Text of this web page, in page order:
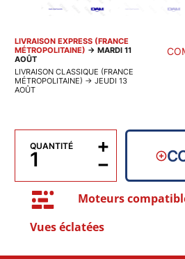
LIVRAISON EXPRESS (FRANCE
MÉTROPOLITAINE) → MARDI 11
AOÛT
LIVRAISON CLASSIQUE (FRANCE
MÉTROPOLITAINE) → JEUDI 13
AOÛT
QUANTITÉ
−
+
Moteurs
Vues éclatées